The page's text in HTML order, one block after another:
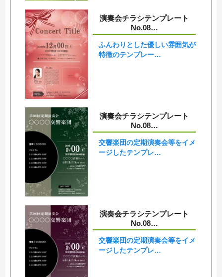
演奏会チラシテンプレート
No.08…
ふんわりとした優しい雰囲気が
特徴のテンプレー…
演奏会チラシテンプレート
No.08…
交響楽団の定期演奏会等をイメ
ージしたテンプレ…
演奏会チラシテンプレート
No.08…
交響楽団の定期演奏会等をイメ
ージしたテンプレ…